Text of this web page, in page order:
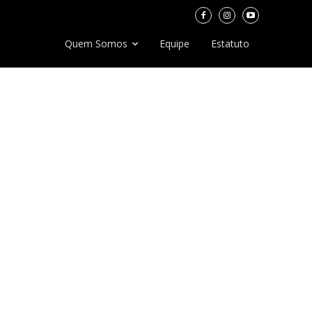
Quem Somos Equipe Estatuto